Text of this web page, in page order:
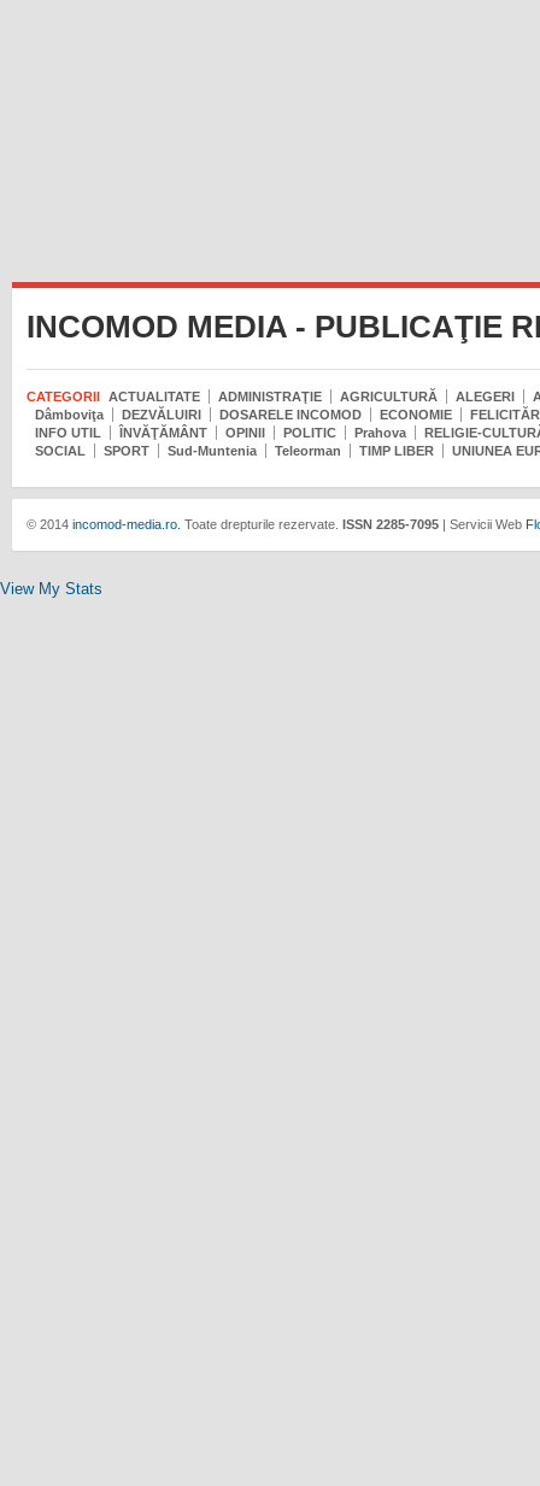
INCOMOD MEDIA - PUBLICAŢIE
CATEGORII ACTUALITATE ADMINISTRAŢIE AGRICULTURĂ ALEGERI
Dâmboviţa
DEZVĂLUIRI DOSARELE INCOMOD ECONOMIE
INFO UTIL
ÎNVĂŢĂMÂNT OPINII POLITIC Prahova
RELIGIE-
SOCIAL
SPORT Sud-Muntenia Teleorman TIMP LIBER UNIUNEA
© 2014incomod-media.ro. Toate drepturile rezervate. ISSN 2285-7095| Servicii Web
View My Stats